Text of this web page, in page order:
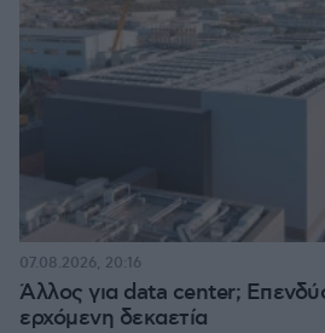
Άλλος για data center;
ερχόμενη δεκαετία
07.08.2026, 20:16